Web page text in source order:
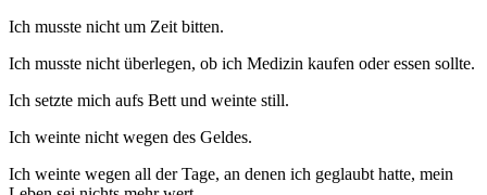
Ich musste nicht um Zeit bitten.
Ich musste nicht überlegen, ob ich Medizin kaufen oder essen sollte.
Ich setzte mich aufs Bett und weinte still.
Ich weinte nicht wegen des Geldes.
Ich weinte wegen all der Tage, an denen ich geglaubt hatte, mein